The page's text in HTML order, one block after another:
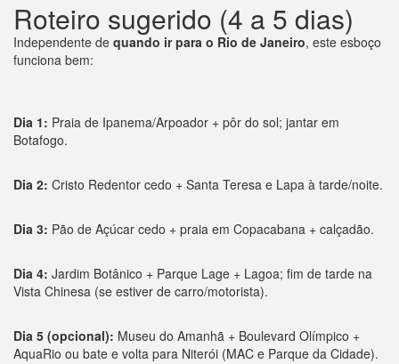
Roteiro sugerido (4 a 5 dias)
Independente de quando ir para o Rio de Janeiro, este esboço
funciona bem:
Dia 1: Praia de Ipanema/Arpoador + pôr do sol; jantar em
Botafogo.
Dia 2: Cristo Redentor cedo + Santa Teresa e Lapa à tarde/noite.
Dia 3: Pão de Açúcar cedo + praia em Copacabana + calçadão.
Dia 4: Jardim Botânico + Parque Lage + Lagoa; fim de tarde na
Vista Chinesa (se estiver de carro/motorista).
Dia 5 (opcional): Museu do Amanhã + Boulevard Olímpico +
AquaRio ou bate e volta para Niterói (MAC e Parque da Cidade).